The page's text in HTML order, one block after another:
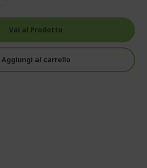
Vai al Prodotto
Aggiungi al carrello